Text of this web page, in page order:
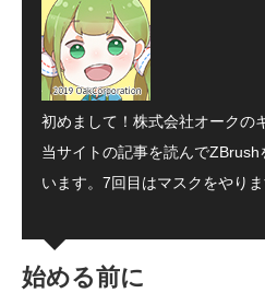
初めまして！株式会社オークの
当サイトの記事を読んで
います。7回目はマスクをやりま
始める前に